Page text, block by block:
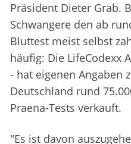
Präsident Dieter Grab.
Schwangere den ab
Bluttest meist selbst
häufig: Die LifeCodexx
- hat eigenen Angaben
Deutschland rund
Praena-Tests verkauft.
"Es ist davon